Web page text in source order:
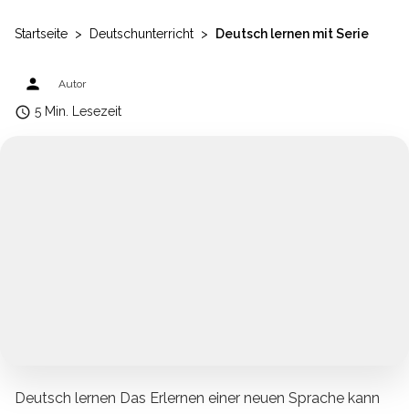
Startseite > Deutschunterricht > Deutsch lernen mit Serie
person Autor
access_time 5 Min. Lesezeit
Deutsch lernen Das Erlernen einer neuen Sprache kann